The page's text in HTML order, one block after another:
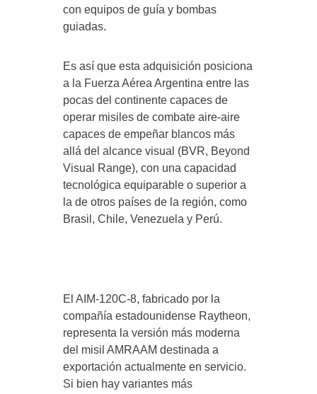
con equipos de guía y bombas
guiadas.
Es así que esta adquisición posiciona
a la Fuerza Aérea Argentina entre las
pocas del continente capaces de
operar misiles de combate aire-aire
capaces de empeñar blancos más
allá del alcance visual (BVR, Beyond
Visual Range), con una capacidad
tecnológica equiparable o superior a
la de otros países de la región, como
Brasil, Chile, Venezuela y Perú.
El AIM-120C-8, fabricado por la
compañía estadounidense Raytheon,
representa la versión más moderna
del misil AMRAAM destinada a
exportación actualmente en servicio.
Si bien hay variantes más